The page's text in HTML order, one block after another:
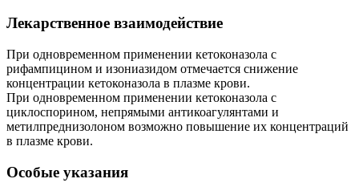
Лекарственное взаимодействие
При одновременном применении кетоконазола с
рифампицином и изониазидом отмечается снижение
концентрации кетоконазола в плазме крови.
При одновременном применении кетоконазола с
циклоспорином, непрямыми антикоагулянтами и
метилпреднизолоном возможно повышение их концентраций
в плазме крови.
Особые указания